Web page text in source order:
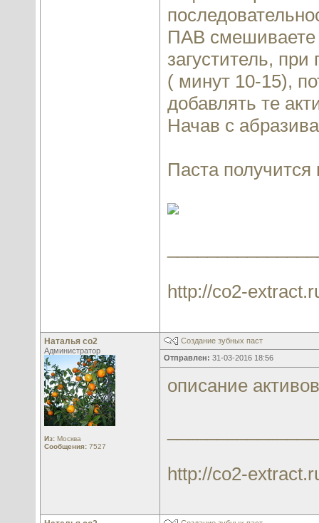
ПАВ смешиваете
загуститель,
( минут 10-15),
добавлять те
Начав с
Паста
http://co2-
Наталья со2
Администратор
Из: Москва
Сообщения: 7527
Создание зубных паст
Отправлен: 31-03-2016 18:56
описание активов
http://co2-